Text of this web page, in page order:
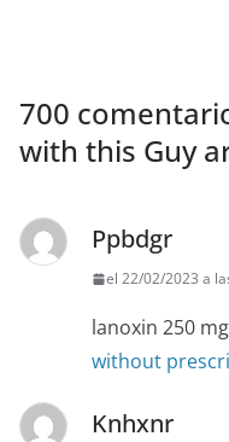
700
with this Guy
Ppbdgr
el 22/02/2023 a
lanoxin 250
without
Knhxnr